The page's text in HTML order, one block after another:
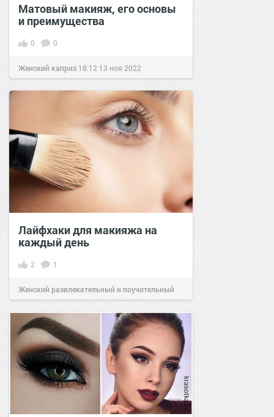
Матовый макияж, его основы
и преимущества
0 0
Женский каприз 18:12 13 ноя 2022
Лайфхаки для макияжа на
каждый день
2 1
Женский развлекательный и поучительный
сайт.23:18 07 июл 2024